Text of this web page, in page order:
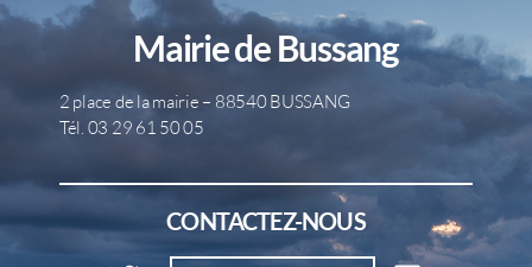
Mairie de Bussang
2 place de la mairie – 88540 BUSSANG
Tél. 03 29 61 50 05
CONTACTEZ-NOUS